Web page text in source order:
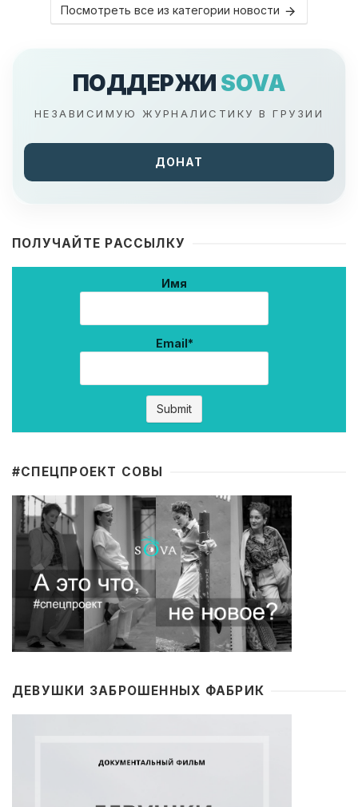
Посмотреть все из категории новости
ПОДДЕРЖИ SOVA
НЕЗАВИСИМУЮ ЖУРНАЛИСТИКУ В ГРУЗИИ
ДОНАТ
ПОЛУЧАЙТЕ РАССЫЛКУ
Имя
Email*
#CПЕЦПРОЕКТ СОВЫ
ДЕВУШКИ ЗАБРОШЕННЫХ ФАБРИК